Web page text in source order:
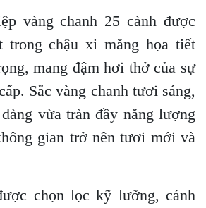
vàng chanh 25 cành được
trong chậu xi măng họa tiết
mang đậm hơi thở của sự
Sắc vàng chanh tươi sáng,
vừa tràn đầy năng lượng
gian trở nên tươi mới và
chọn lọc kỹ lưỡng, cánh